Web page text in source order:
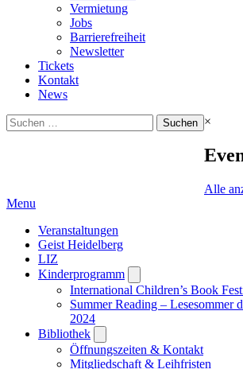
Vermietung
Jobs
Barrierefreiheit
Newsletter
Tickets
Kontakt
News
Suchen
nach:
×
Alle
Menu
Veranstaltungen
Geist Heidelberg
LIZ
Kinderprogramm
submenu
International Children’s Book
Summer Reading –
2024
Bibliothek
submenu
Öffnungszeiten & Kontakt
Mitgliedschaft & Leihfristen